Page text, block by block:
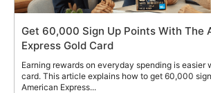
Get 60,000 Sign Up Points With The
Express Gold Card
Earning rewards on everyday spending is easier
card. This article explains how to get 60,000
American Express...